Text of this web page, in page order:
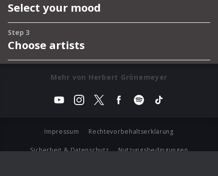
Mehr von Herbert Grönemeyer
Impressum Rechtevorbehaltserklärung
Sicherheit & Datenschutz Nutzungsbedingungen